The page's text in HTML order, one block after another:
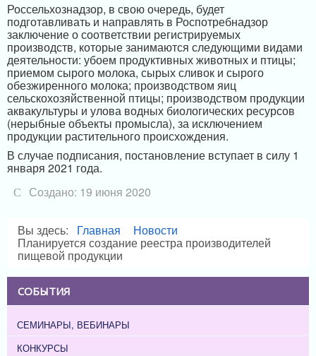
Россельхознадзор, в свою очередь, будет
подготавливать и направлять в Роспотребнадзор
заключение о соответствии регистрируемых
производств, которые занимаются следующими видами
деятельности: убоем продуктивных животных и птицы;
приемом сырого молока, сырых сливок и сырого
обезжиренного молока; производством яиц
сельскохозяйственной птицы; производством продукции
аквакультуры и улова водных биологических ресурсов
(нерыбные объекты промысла), за исключением
продукции растительного происхождения.
В случае подписания, постановление вступает в силу 1
января 2021 года.
Создано: 19 июня 2020
Вы здесь: Главная Новости
Планируется создание реестра производителей
пищевой продукции
СОБЫТИЯ
СЕМИНАРЫ, ВЕБИНАРЫ
КОНКУРСЫ